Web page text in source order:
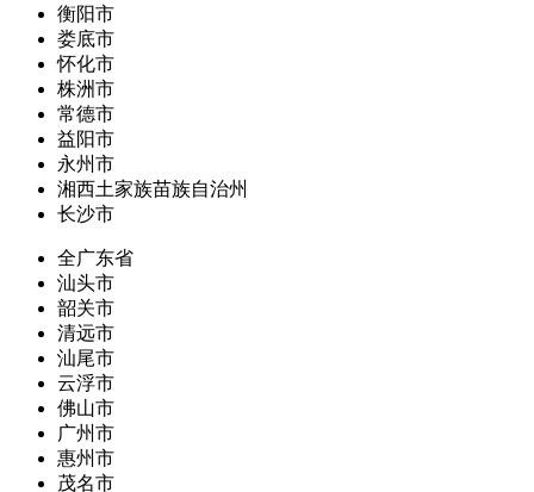
衡阳市
娄底市
怀化市
株洲市
常德市
益阳市
永州市
湘西土家族苗族自治州
长沙市
全广东省
汕头市
韶关市
清远市
汕尾市
云浮市
佛山市
广州市
惠州市
茂名市